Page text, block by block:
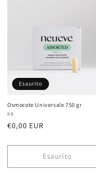
Esaurito
Osmocote Universale 750 gr
Fornitore:
KB
Prezzo
listino
€0,00 EUR
Esaurito